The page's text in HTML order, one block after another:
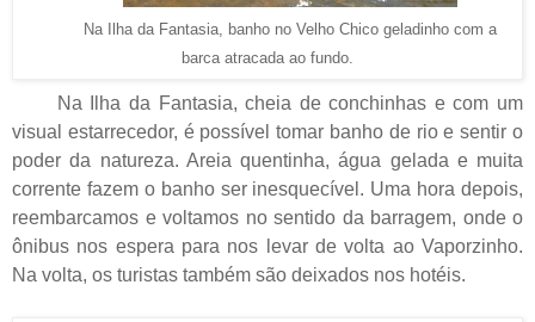
Na Ilha da Fantasia, banho no Velho Chico geladinho com a
barca atracada ao fundo.
Na Ilha da Fantasia, cheia de conchinhas e com um
visual estarrecedor, é possível tomar banho de rio e sentir o
poder da natureza. Areia quentinha, água gelada e muita
corrente fazem o banho ser inesquecível. Uma hora depois,
reembarcamos e voltamos no sentido da barragem, onde o
ônibus nos espera para nos levar de volta ao Vaporzinho.
Na volta, os turistas também são deixados nos hotéis.